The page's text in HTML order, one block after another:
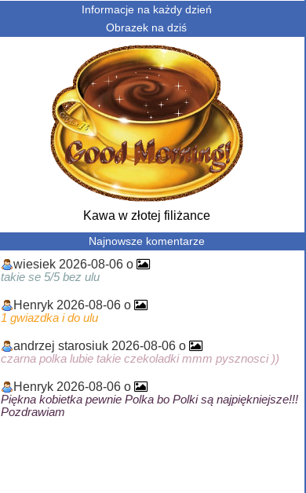
Informacje na każdy dzień
Obrazek na dziś
Kawa w złotej filiżance
Najnowsze komentarze
wiesiek 2026-08-06 o
takie se 5/5 bez ulu
Henryk 2026-08-06 o
1 gwiazdka i do ulu
andrzej starosiuk 2026-08-06 o
czarna polka lubie takie czekoladki mmm pysznosci ))
Henryk 2026-08-06 o
Piękna kobietka pewnie Polka bo Polki są najpiękniejsze!!!
Pozdrawiam